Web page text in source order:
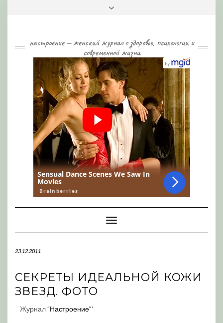
настроение — женский журнал о здоровье, психологии и
современной жизни
Toggle
Navigation
23.12.2011
СЕКРЕТЫ ИДЕАЛЬНОЙ КОЖИ
ЗВЕЗД. ФОТО
Журнал"Настроение"'